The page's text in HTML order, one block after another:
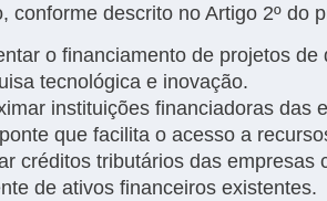
conforme descrito no Artigo 2º do
o financiamento de projetos
tecnológica e inovação.
instituições financiadoras das
que facilita o acesso a
créditos tributários das
de ativos financeiros existentes.